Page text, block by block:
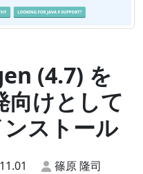
(4.7) を
向けとして
ストール
篠原 隆司